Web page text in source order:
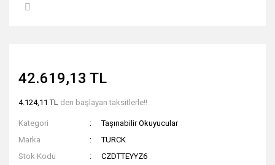
42.619,13 TL
4.124,11 TL den başlayan taksitlerle!!
Kategori
Taşınabilir Okuyucular
Marka
TURCK
Stok Kodu
CZDTTEYYZ6